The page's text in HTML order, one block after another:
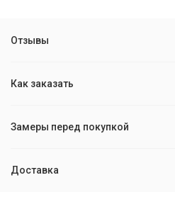
Отзывы
Как заказать
Замеры перед покупкой
Доставка